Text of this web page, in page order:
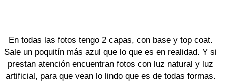
En todas las fotos tengo 2 capas, con base y top coat.
Sale un poquitín más azul que lo que es en realidad. Y si
prestan atención encuentran fotos con luz natural y luz
artificial, para que vean lo lindo que es de todas formas.